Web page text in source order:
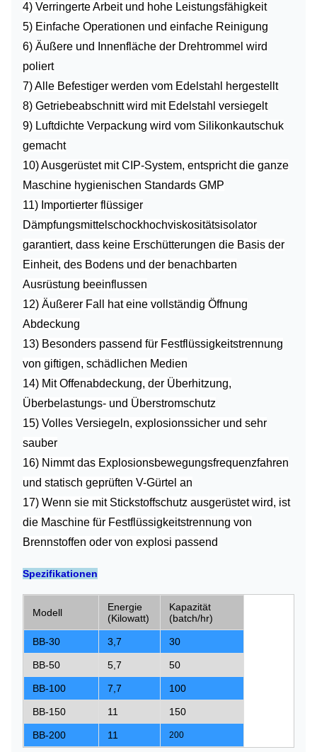
4) Verringerte Arbeit und hohe Leistungsfähigkeit
5) Einfache Operationen und einfache Reinigung
6) Äußere und Innenfläche der Drehtrommel wird
poliert
7) Alle Befestiger werden vom Edelstahl hergestellt
8) Getriebeabschnitt wird mit Edelstahl versiegelt
9) Luftdichte Verpackung wird vom Silikonkautschuk
gemacht
10) Ausgerüstet mit CIP-System, entspricht die ganze
Maschine hygienischen Standards GMP
11) Importierter flüssiger
Dämpfungsmittelschockhochviskositätsisolator
garantiert, dass keine Erschütterungen die Basis der
Einheit, des Bodens und der benachbarten
Ausrüstung beeinflussen
12) Äußerer Fall hat eine vollständig Öffnung
Abdeckung
13) Besonders passend für Festflüssigkeitstrennung
von giftigen, schädlichen Medien
14) Mit Offenabdeckung, der Überhitzung,
Überbelastungs- und Überstromschutz
15) Volles Versiegeln, explosionssicher und sehr
sauber
16) Nimmt das Explosionsbewegungsfrequenzfahren
und statisch geprüften V-Gürtel an
17) Wenn sie mit Stickstoffschutz ausgerüstet wird, ist
die Maschine für Festflüssigkeitstrennung von
Brennstoffen oder von explosi passend
Spezifikationen
Modell
Energie
(Kilowatt)
Kapazität
(batch/hr)
BB-30 3,7 30
BB-50 5,7 50
BB-100 7,7 100
BB-150 11 150
BB-200 11 200